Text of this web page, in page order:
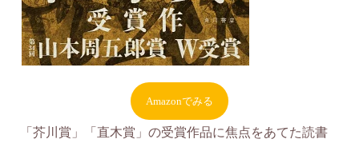
Amazonでみる
「芥川賞」「直木賞」の受賞作品に焦点をあてた読書